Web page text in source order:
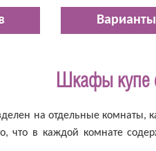
Шкафы купе
на отдельные комнаты,
что в каждой комнате